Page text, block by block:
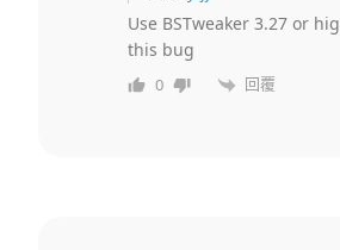
Use BSTweaker 3.27 or
this bug
0 回覆